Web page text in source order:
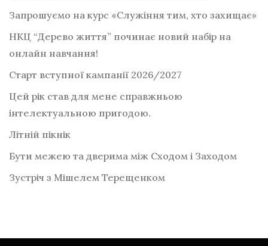
Запрошуємо на курс «Служіння тим, хто захищає»
НКЦ “Дерево життя” починає новий набір на
онлайн навчання!
Старт вступної кампанії 2026/2027
Цей рік став для мене справжньою
інтелектуальною пригодою.
Літній пікнік
Бути межею та дверима між Сходом і Заходом
Зустріч з Мішелем Терещенком